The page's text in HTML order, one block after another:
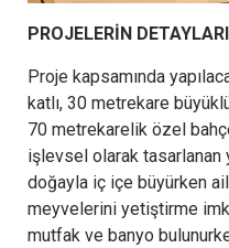
PROJELERİN
Proje kapsamında
katlı, 30 metrekare
70 metrekarelik özel
işlevsel olarak tasarlanan
doğayla iç içe büyürken
meyvelerini yetiştirme
mutfak ve banyo